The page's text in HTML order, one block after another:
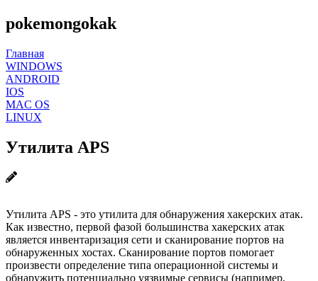
pokemongokak
Главная
WINDOWS
ANDROID
IOS
MAC OS
LINUX
Утилита APS
Утилита APS - это утилита для обнаружения хакерских атак.
Как известно, первой фазой большинства хакерских атак
является инвентаризация сети и сканирование портов на
обнаруженных хостах. Сканирование портов помогает
произвести определение типа операционной системы и
обнаружить потенциально уязвимые сервисы (например,